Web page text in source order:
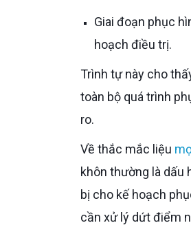
Giai đoạn phục hình: lắp răng sứ vĩnh viễn trên trụ Implant, chỉnh sửa khớp cắn tổng thể, hoàn thiện kế
hoạch điều trị.
Trình tự này cho thấy việc nhổ răng khôn nằm ở giai đoạn sớm nhất, đóng vai trò bước dọn nền tảng cho
toàn bộ quá trình
ro.
Về thắc mắc liệu
khôn thường là dấu
bị cho kế hoạch
cần xử lý dứt điểm